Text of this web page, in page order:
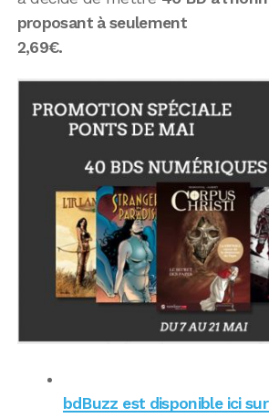
proposant à seulement
2,69€.
bdBuzz est disponible ici sur